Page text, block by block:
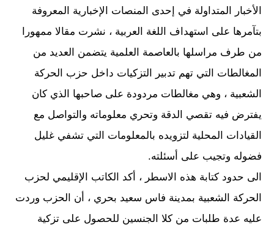
الأخبار المتداولة في إحدى المنصات الإخبارية المعروفة
بتآمرها على استهداف اللغة العربية ، نشرت مقالا ممهورا
من طرف مراسلها بالعاصمة العلمية يتضمن العديد من
المغالطات التي تهم تدبير التزكيات داخل حزب الحركة
الشعبية ، وهي مغالطات مردودة على صاحبها الذي كان
يفترض فيه تقصي الدقة وتحري معلوماته والتواصل مع
القيادات المحلية لتزويده بالمعلومات التي تشفي غليل
فضوله وتجيب على أسئلته.
الى حدود كتابة هذه الاسطر ، أكد الكاتب الإقليمي لحزب
الحركة الشعبية بمدينة فاس سعيد بحري ، أن الحزب وردت
عليه عدة طلبات من كلا الجنسين للحصول على تزكية